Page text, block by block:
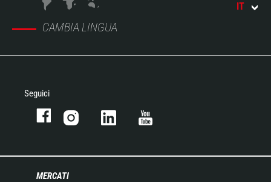
CAMBIA LINGUA
IT
Seguici
MERCATI